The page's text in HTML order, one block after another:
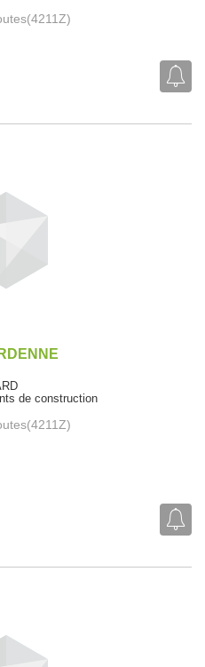
de construction